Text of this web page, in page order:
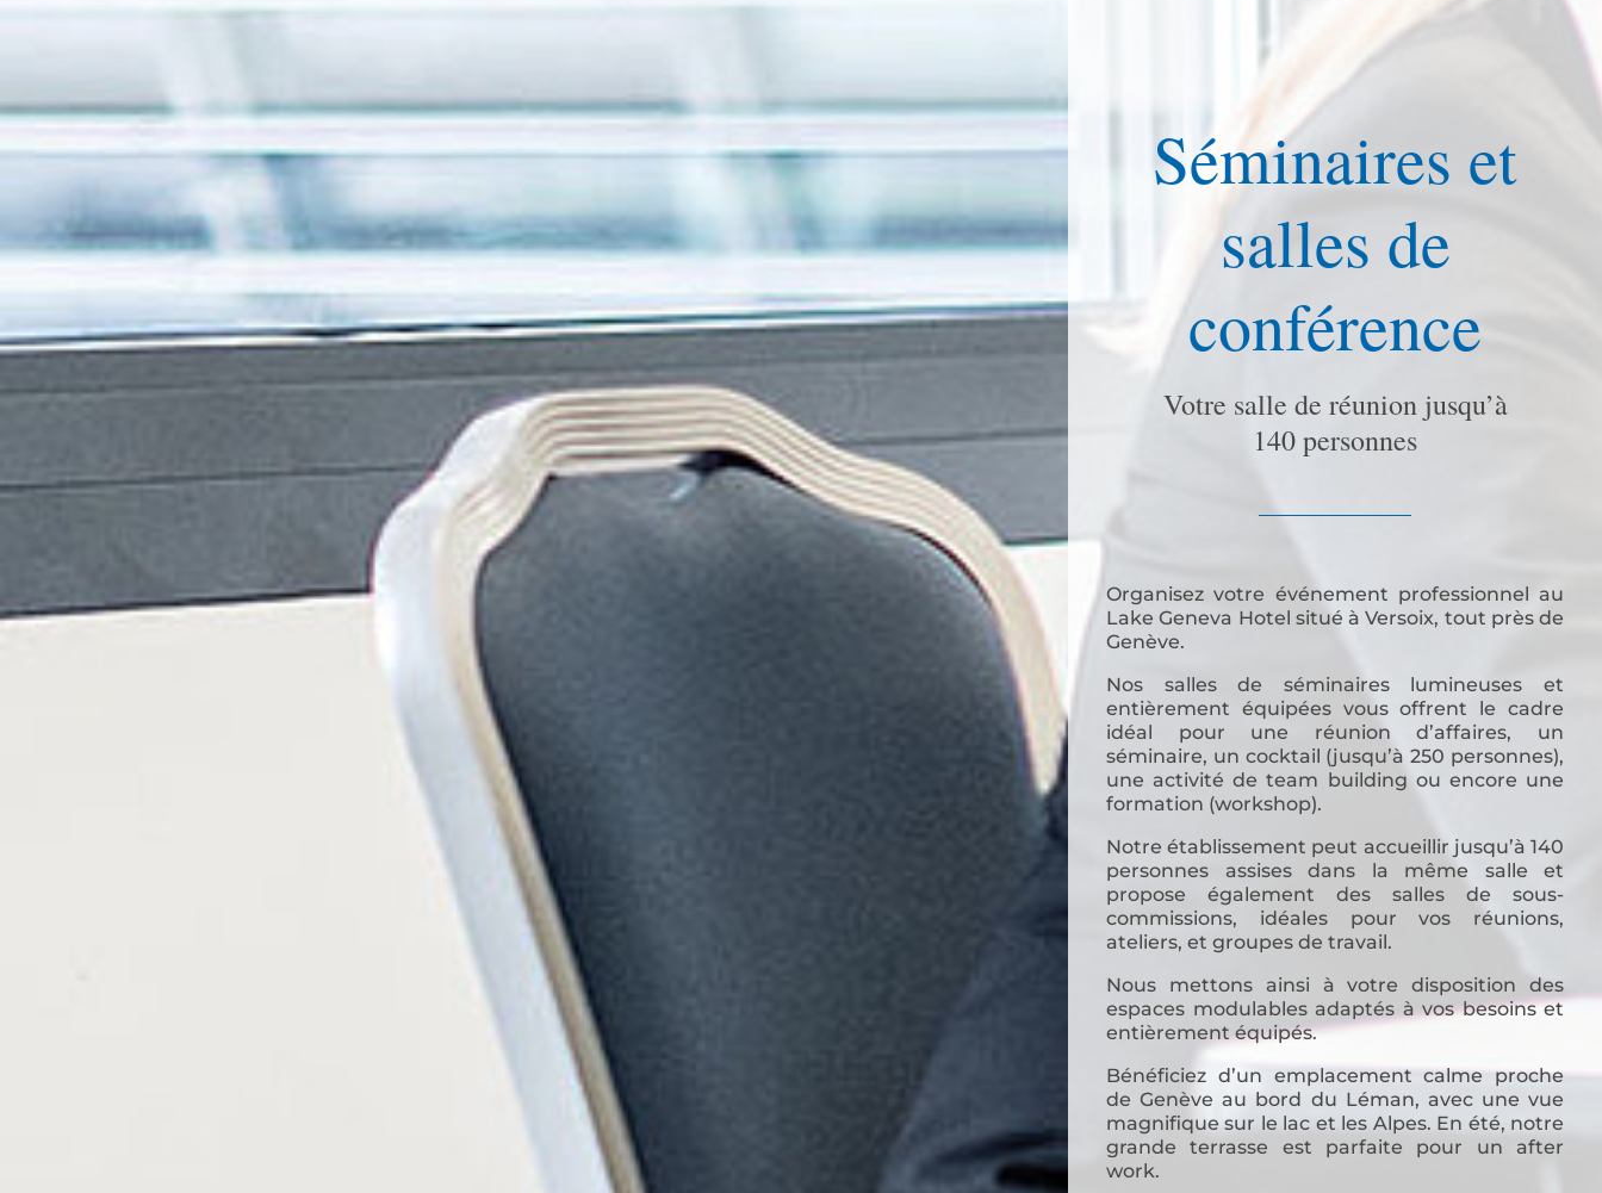
Séminaires et
salles de
conférence
Votre salle de réunion jusqu’à
140 personnes
Organisez votre événement professionnel au
Lake Geneva Hotel situé à Versoix, tout près de
Genève.
Nos salles de séminaires lumineuses et
entièrement équipées vous offrent le cadre
idéal pour une réunion d’affaires, un
séminaire, un cocktail (jusqu’à 250 personnes),
une activité de team building ou encore une
formation (workshop).
Notre établissement peut accueillir jusqu’à 140
personnes assises dans la même salle et
propose également des salles de sous-
commissions, idéales pour vos réunions,
ateliers, et groupes de travail.
Nous mettons ainsi à votre disposition des
espaces modulables adaptés à vos besoins et
entièrement équipés.
Bénéficiez d’un emplacement calme proche
de Genève au bord du Léman, avec une vue
magnifique sur le lac et les Alpes. En été, notre
grande terrasse est parfaite pour un after
work.